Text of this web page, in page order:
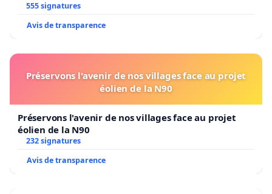
555 signatures
Avis de transparence
Préservons l'avenir de nos villages face au projet
éolien de la N90
Préservons l'avenir de nos villages face au projet
éolien de la N90
232 signatures
Avis de transparence